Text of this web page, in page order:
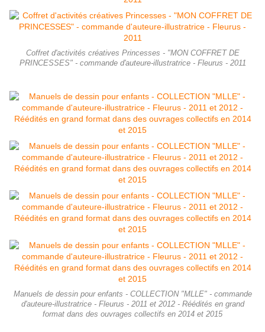
Coffret d'activités créatives Princesses - "MON COFFRET DE
PRINCESSES" - commande d'auteure-illustratrice - Fleurus - 2011
Manuels de dessin pour enfants - COLLECTION "MLLE" - commande
d'auteure-illustratrice - Fleurus - 2011 et 2012 - Réédités en grand
format dans des ouvrages collectifs en 2014 et 2015